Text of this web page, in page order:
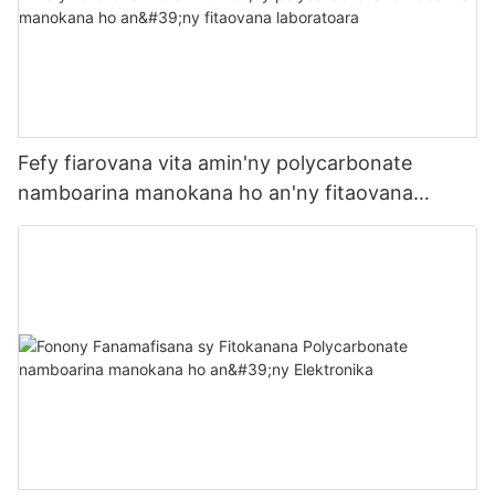
Fefy fiarovana vita amin'ny polycarbonate
namboarina manokana ho an'ny fitaovana
laboratoara